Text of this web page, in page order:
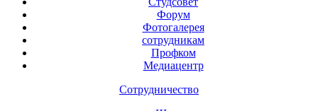
Форум
Фотогалерея
сотрудникам
Профком
Медиацентр
Сотрудничество